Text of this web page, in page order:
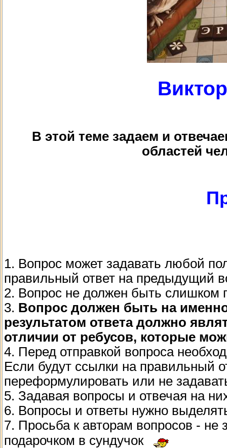
В этой теме задаем и
областей
1. Вопрос может задавать любой
правильный ответ на предыдущий
2. Вопрос не должен быть слишком
3. Вопрос должен быть на
результатом ответа должно
отличии от ребусов, которые
4. Перед отправкой вопроса
Если будут ссылки на правильный
переформулировать или не
5. Задавая вопросы и отвечая на
6. Вопросы и ответы нужно
7. Просьба к авторам вопросов -
подарочком в сундучок